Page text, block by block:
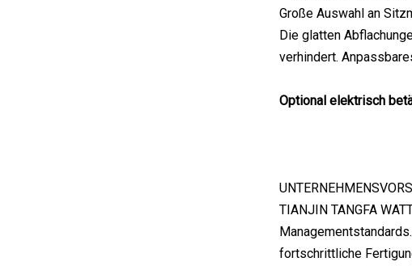
Große Auswahl an
Die glatten
verhindert.
Optional elektrisch
TIANJIN TANGFA
fortschrittliche